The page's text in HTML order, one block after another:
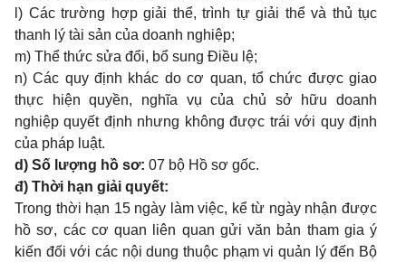
l) Các trường hợp giải thể, trình tự giải thể và thủ tục
thanh lý tài sản của doanh nghiệp;
m) Thể thức sửa đổi, bổ sung Điều lệ;
n) Các quy định khác do cơ quan, tổ chức được giao
thực hiện quyền, nghĩa vụ của chủ sở hữu doanh
nghiệp quyết định nhưng không được trái với quy định
của pháp luật.
d) Số lượng hồ sơ: 07 bộ Hồ sơ gốc.
đ) Thời hạn giải quyết:
Trong thời hạn 15 ngày làm việc, kể từ ngày nhận được
hồ sơ, các cơ quan liên quan gửi văn bản tham gia ý
kiến đối với các nội dung thuộc phạm vi quản lý đến Bộ